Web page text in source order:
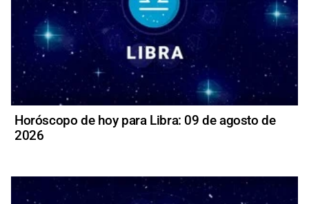
Horóscopo de hoy para Libra: 09 de agosto de
2026